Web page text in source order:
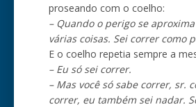
proseando com o coelho:
– Quando o perigo se
várias coisas. Sei correr como
E o coelho repetia sempre a
– Eu só sei correr.
– Mas você só sabe correr, sr.
correr, eu também sei nadar.